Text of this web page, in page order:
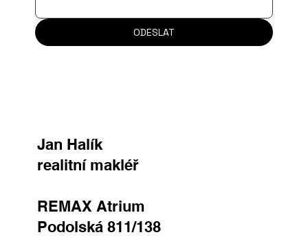
ODESLAT
Jan Halík
realitní makléř
REMAX Atrium
Podolská 811/138